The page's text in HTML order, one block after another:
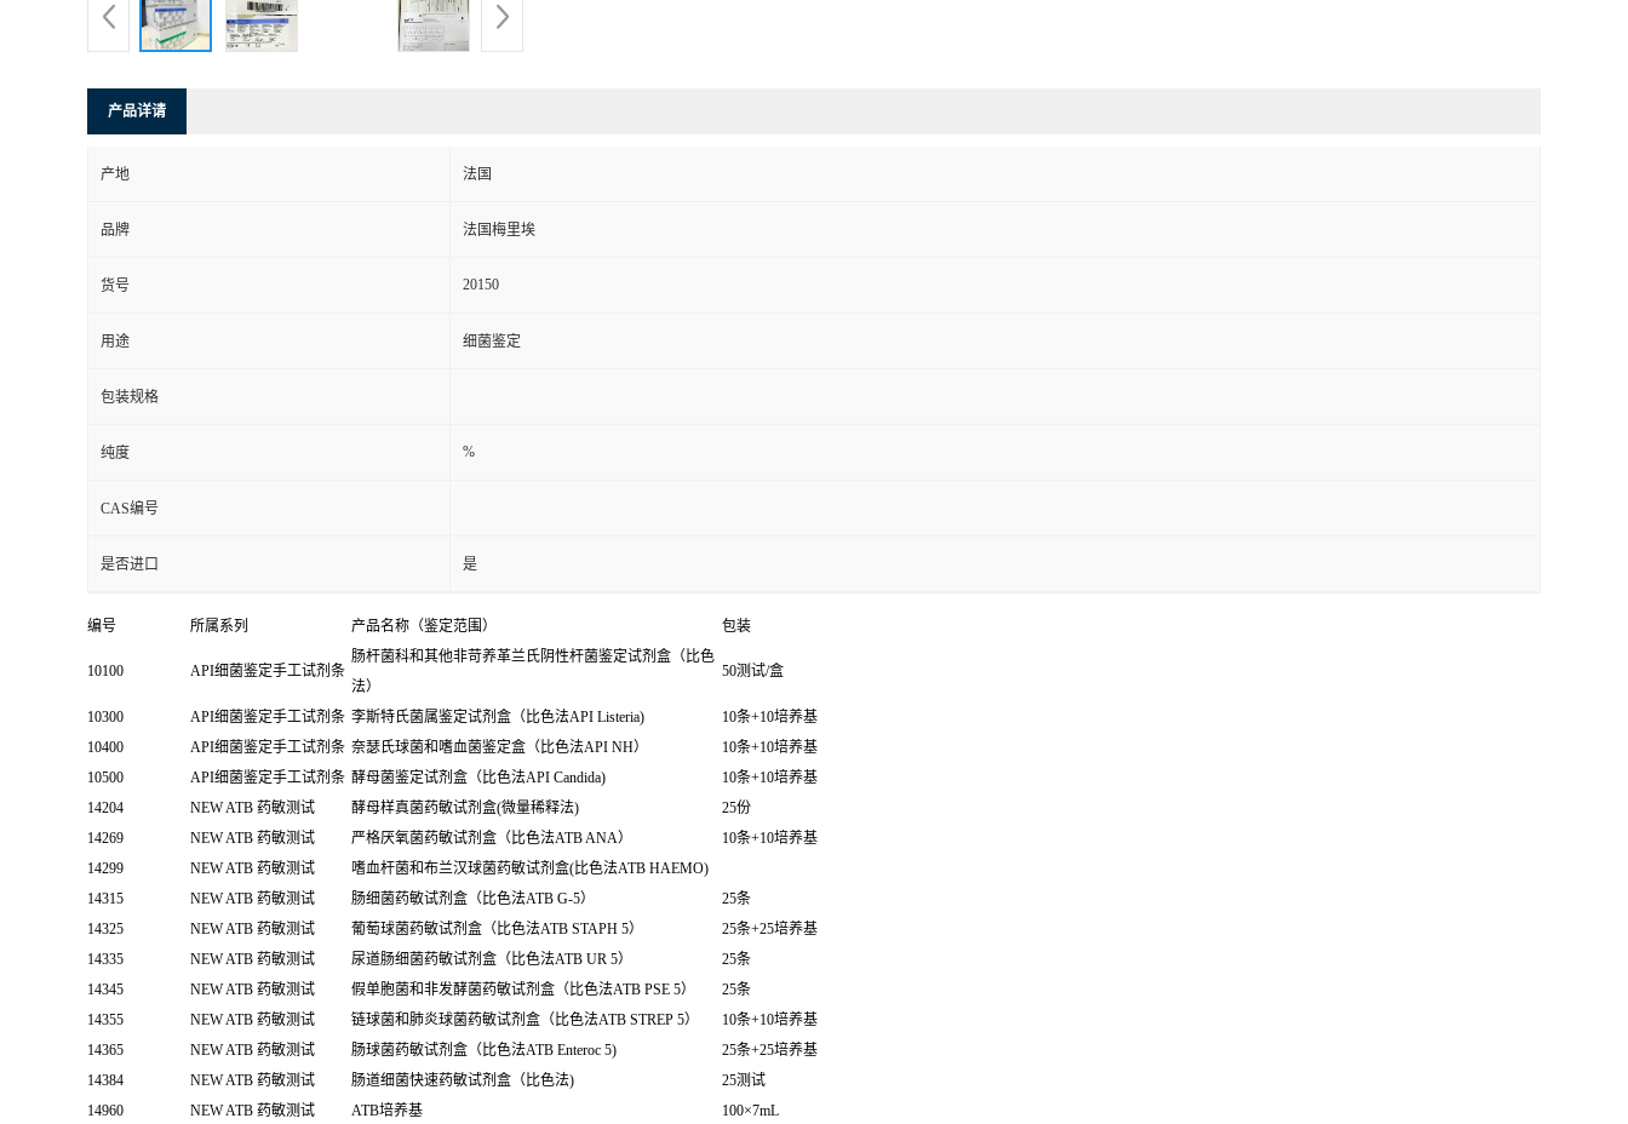
产品详请
产地 法国
品牌 法国梅里埃
货号 20150
用途 细菌鉴定
包装规格
纯度 %
CAS编号
是否进口 是
编号 所属系列 产品名称（鉴定范围） 包装
10100 API细菌鉴定手工试剂条
肠杆菌科和其他非苛养革兰氏阴性杆菌鉴定试剂盒（比色
法）
50测试/盒
10300 API细菌鉴定手工试剂条 李斯特氏菌属鉴定试剂盒（比色法API Listeria)
10条+10培养基
10400
API细菌鉴定手工试剂条 奈瑟氏球菌和嗜血菌鉴定盒（比色法API NH）
10条+10培养基
10500
API细菌鉴定手工试剂条 酵母菌鉴定试剂盒（比色法API Candida)
10条+10培养基
14204
NEW ATB 药敏测试 酵母样真菌药敏试剂盒(微量稀释法)
25份
14269
NEW ATB 药敏测试 严格厌氧菌药敏试剂盒（比色法ATB ANA）
10条+10培养基
14299
NEW ATB 药敏测试
嗜血杆菌和布兰汉球菌药敏试剂盒(比色法ATB HAEMO)
14315
NEW ATB 药敏测试 肠细菌药敏试剂盒（比色法ATB G-5）
25条
14325
NEW ATB 药敏测试 葡萄球菌药敏试剂盒（比色法ATB STAPH 5）
25条+25培养基
14335
NEW ATB 药敏测试 尿道肠细菌药敏试剂盒（比色法ATB UR 5）
25条
14345
NEW ATB 药敏测试 假单胞菌和非发酵菌药敏试剂盒（比色法ATB PSE 5）
25条
14355
NEW ATB 药敏测试 链球菌和肺炎球菌药敏试剂盒（比色法ATB STREP 5）
10条+10培养基
14365
NEW ATB 药敏测试 肠球菌药敏试剂盒（比色法ATB Enteroc 5)
25条+25培养基
14384
NEW ATB 药敏测试 肠道细菌快速药敏试剂盒（比色法)
25测试
14960
NEW ATB 药敏测试 ATB培养基
100×7mL